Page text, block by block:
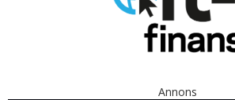
Annons